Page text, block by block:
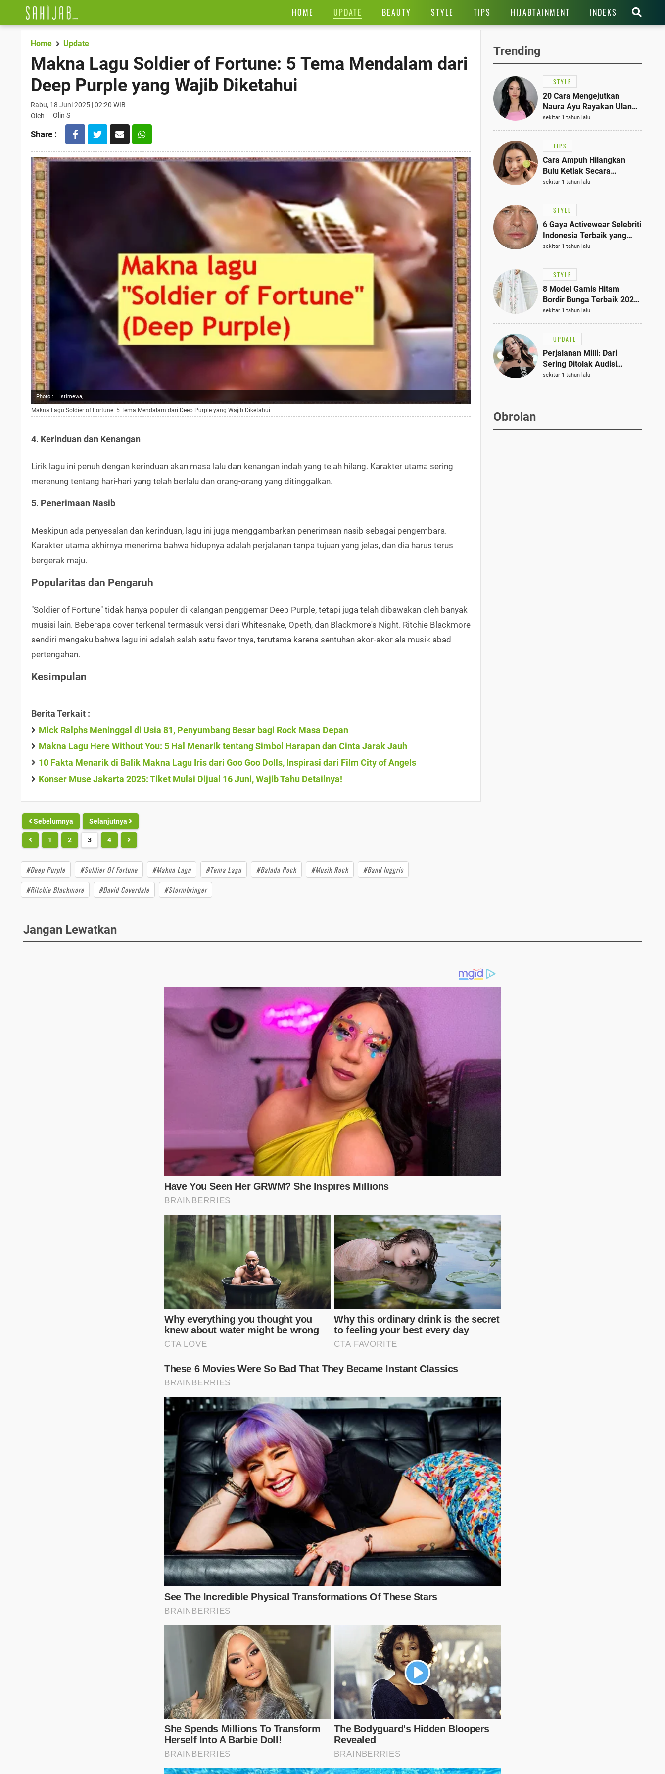
HOME UPDATE BEAUTY STYLE TIPS HIJABTAINMENT INDEKS
Home Update
Makna Lagu Soldier of Fortune: 5 Tema Mendalam dari
Deep Purple yang Wajib Diketahui
Rabu, 18 Juni 2025 | 02:20 WIB
Oleh :
Olin S
Share :
Photo : Istimewa,
Makna Lagu Soldier of Fortune: 5 Tema Mendalam dari Deep Purple yang Wajib Diketahui
4. Kerinduan dan Kenangan
Lirik lagu ini penuh dengan kerinduan akan masa lalu dan kenangan indah yang telah hilang. Karakter utama sering
merenung tentang hari-hari yang telah berlalu dan orang-orang yang ditinggalkan.
5. Penerimaan Nasib
Meskipun ada penyesalan dan kerinduan, lagu ini juga menggambarkan penerimaan nasib sebagai pengembara.
Karakter utama akhirnya menerima bahwa hidupnya adalah perjalanan tanpa tujuan yang jelas, dan dia harus terus
bergerak maju.
Popularitas dan Pengaruh
"Soldier of Fortune" tidak hanya populer di kalangan penggemar Deep Purple, tetapi juga telah dibawakan oleh banyak
musisi lain. Beberapa cover terkenal termasuk versi dari Whitesnake, Opeth, dan Blackmore's Night. Ritchie Blackmore
sendiri mengaku bahwa lagu ini adalah salah satu favoritnya, terutama karena sentuhan akor-akor ala musik abad
pertengahan.
Kesimpulan
Berita Terkait :
Mick Ralphs Meninggal di Usia 81, Penyumbang Besar bagi Rock Masa Depan
Makna Lagu Here Without You: 5 Hal Menarik tentang Simbol Harapan dan Cinta Jarak Jauh
10 Fakta Menarik di Balik Makna Lagu Iris dari Goo Goo Dolls, Inspirasi dari Film City of Angels
Konser Muse Jakarta 2025: Tiket Mulai Dijual 16 Juni, Wajib Tahu Detailnya!
Sebelumnya Selanjutnya
1 2 3 4
#Deep Purple #Soldier Of Fortune #Makna Lagu #Tema Lagu #Balada Rock #Musik Rock
#Band Inggris
#Ritchie Blackmore
#David Coverdale #Stormbringer
Trending
STYLE
20 Cara Mengejutkan
Naura Ayu Rayakan Ulang
Tahun di Panti Asuhan,
Terlihat Anggun dengan
Kaftan Cokelat
sekitar 1 tahun lalu
TIPS
Cara Ampuh Hilangkan
Bulu Ketiak Secara
Permanen dalam 5
Langkah Sederhana
sekitar 1 tahun lalu
STYLE
6 Gaya Activewear Selebriti
Indonesia Terbaik yang
Bisa Jadi Inspirasi
Fashionmu
sekitar 1 tahun lalu
STYLE
8 Model Gamis Hitam
Bordir Bunga Terbaik 2025,
Stylish untuk Hangout
hingga Acara Semi-Formal
sekitar 1 tahun lalu
UPDATE
Perjalanan Milli: Dari
Sering Ditolak Audisi
hingga Menjadi Rapper Top
10 Thailand
sekitar 1 tahun lalu
Obrolan
Jangan Lewatkan